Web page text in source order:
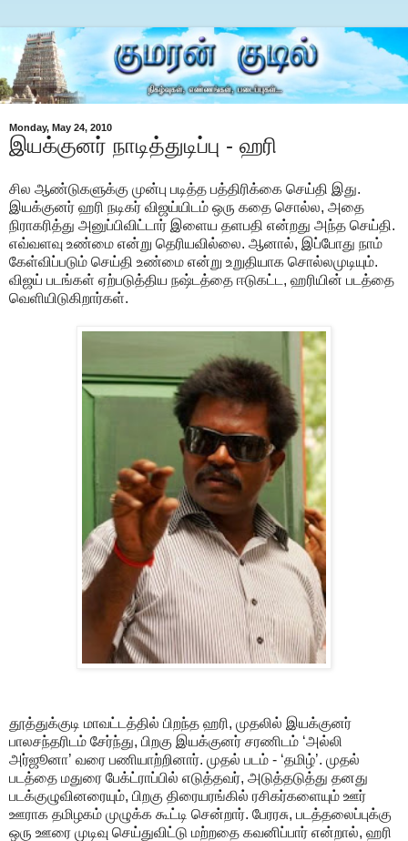
Monday, May 24, 2010
இயக்குனர் நாடித்துடிப்பு - ஹரி
சில ஆண்டுகளுக்கு முன்பு படித்த பத்திரிக்கை செய்தி இது.
இயக்குனர் ஹரி நடிகர் விஜய்யிடம் ஒரு கதை சொல்ல, அதை
நிராகரித்து அனுப்பிவிட்டார் இளைய தளபதி என்றது அந்த செய்தி.
எவ்வளவு உண்மை என்று தெரியவில்லை. ஆனால், இப்போது நாம்
கேள்விப்படும் செய்தி உண்மை என்று உறுதியாக சொல்லமுடியும்.
விஜய் படங்கள் ஏற்படுத்திய நஷ்டத்தை ஈடுகட்ட, ஹரியின் படத்தை
வெளியிடுகிறார்கள்.
தூத்துக்குடி மாவட்டத்தில் பிறந்த ஹரி, முதலில் இயக்குனர்
பாலசந்தரிடம் சேர்ந்து, பிறகு இயக்குனர் சரணிடம் ‘அல்லி
அர்ஜூனா’ வரை பணியாற்றினார். முதல் படம் - ‘தமிழ்’. முதல்
படத்தை மதுரை பேக்ட்ராப்பில் எடுத்தவர், அடுத்தடுத்து தனது
படக்குழுவினரையும், பிறகு திரையரங்கில் ரசிகர்களையும் ஊர்
ஊராக தமிழகம் முழுக்க கூட்டி சென்றார். பேரரசு, படத்தலைப்புக்கு
ஒரு ஊரை முடிவு செய்துவிட்டு மற்றதை கவனிப்பார் என்றால், ஹரி